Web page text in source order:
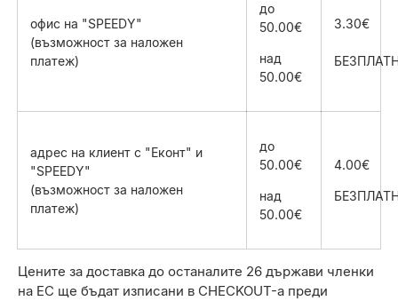
офис на "SPEEDY"
(възможност за наложен
платеж)
до
50.00€
над
50.00€
3.30€
адрес на клиент с "Еконт" и
"SPEEDY"
(възможност за наложен
платеж)
до
50.00€
над
50.00€
4.00€
Цените за доставка до останалите 26 държави членки
на ЕС ще бъдат изписани в CHECKOUT-а преди